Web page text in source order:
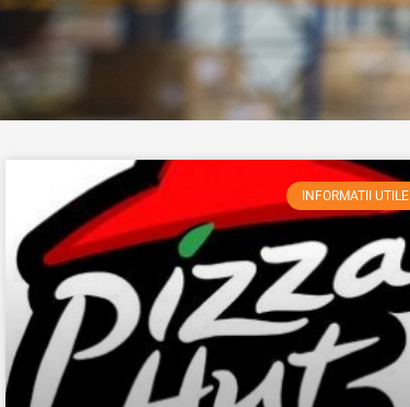
INFORMATII UTILE